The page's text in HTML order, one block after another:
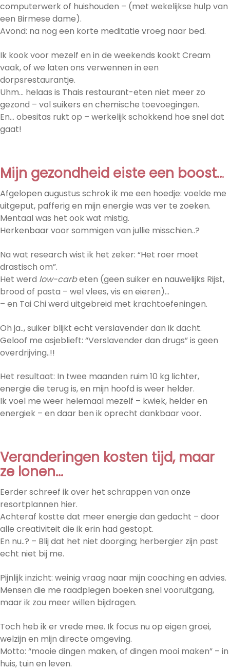
computerwerk of huishouden – (met wekelijkse hulp van
een Birmese dame).
Avond: na nog een korte meditatie vroeg naar bed.
Ik kook voor mezelf en in de weekends kookt Cream
vaak, of we laten ons verwennen in een
dorpsrestaurantje.
Uhm… helaas is Thais restaurant-eten niet meer zo
gezond – vol suikers en chemische toevoegingen.
En… obesitas rukt op – werkelijk schokkend hoe snel dat
gaat!
Mijn gezondheid eiste een boost...
Afgelopen augustus schrok ik me een hoedje: voelde me
uitgeput, pafferig en mijn energie was ver te zoeken.
Mentaal was het ook wat mistig.
Herkenbaar voor sommigen van jullie misschien..?
Na wat research wist ik het zeker: “Het roer moet
drastisch om”.
Het werd low-carbeten (geen suiker en nauwelijks Rijst,
brood of pasta – wel vlees, vis en eieren)…
– en Tai Chi werd uitgebreid met krachtoefeningen.
Oh ja.., suiker blijkt echt verslavender dan ik dacht.
Geloof me asjeblieft: “Verslavender dan drugs” is geen
overdrijving..!!
Het resultaat: In twee maanden ruim 10 kg lichter,
energie die terug is, en mijn hoofd is weer helder.
Ik voel me weer helemaal mezelf – kwiek, helder en
energiek – en daar ben ik oprecht dankbaar voor.
Veranderingen kosten tijd, maar
ze lonen…
Eerder schreef ik over het schrappen van onze
resortplannen hier.
Achteraf kostte dat meer energie dan gedacht – door
alle creativiteit die ik erin had gestopt.
En nu..? – Blij dat het niet doorging; herbergier zijn past
echt niet bij me.
Pijnlijk inzicht: weinig vraag naar mijn coaching en advies.
Mensen die me raadplegen boeken snel vooruitgang,
maar ik zou meer willen bijdragen.
Toch heb ik er vrede mee. Ik focus nu op eigen groei,
welzijn en mijn directe omgeving.
Motto: “mooie dingen maken, of dingen mooi maken” – in
huis, tuin en leven.